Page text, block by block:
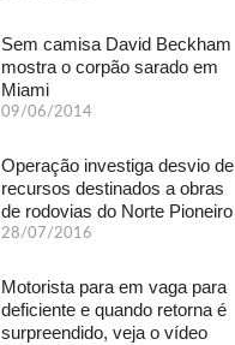
Sem camisa David Beckham
mostra o corpão sarado em
Miami
09/06/2014
Operação investiga desvio de
recursos destinados a obras
de rodovias do Norte Pioneiro
28/07/2016
Motorista para em vaga para
deficiente e quando retorna é
surpreendido, veja o vídeo